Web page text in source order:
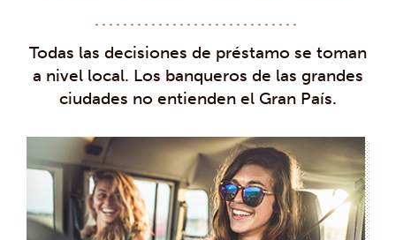
Todas las decisiones de préstamo se toman
a nivel local. Los banqueros de las grandes
ciudades no entienden el Gran País.